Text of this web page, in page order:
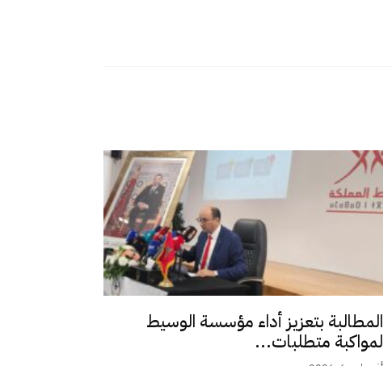
المطالبة بتعزيز أداء مؤسسة الوسيط
لمواكبة متطلبات...